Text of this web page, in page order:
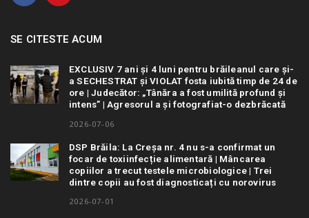
SE CITESTE ACUM
EXCLUSIV 7 ani și 4 luni pentru brăileanul care și-
a SECHESTRAT și VIOLAT fosta iubită timp de 24 de
ore | Judecător: „Tânăra a fost umilită profund și
intens” | Agresorul a și fotografiat-o dezbrăcată
2026-07-06
DSP Brăila: La Creșa nr. 4 nu s-a confirmat un
focar de toxiinfecție alimentară | Mâncarea
copiilor a trecut testele microbiologice | Trei
dintre copii au fost diagnosticați cu norovirus
2026-07-01